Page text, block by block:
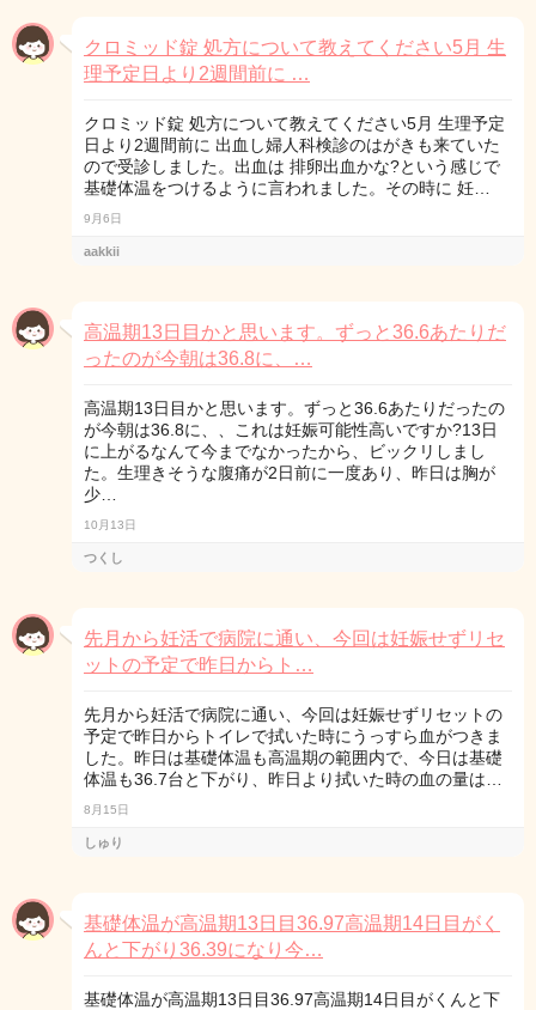
クロミッド錠 処方について教えてください5月 生
理予定日より2週間前に …
クロミッド錠 処方について教えてください5月 生理予定
日より2週間前に 出血し婦人科検診のはがきも来ていた
ので受診しました。出血は 排卵出血かな?という感じで
基礎体温をつけるように言われました。その時に 妊…
9月6日
aakkii
高温期13日目かと思います。ずっと36.6あたりだ
ったのが今朝は36.8に、…
高温期13日目かと思います。ずっと36.6あたりだったの
が今朝は36.8に、、これは妊娠可能性高いですか?13日
に上がるなんて今までなかったから、ビックリしまし
た。生理きそうな腹痛が2日前に一度あり、昨日は胸が
少…
10月13日
つくし
先月から妊活で病院に通い、今回は妊娠せずリセ
ットの予定で昨日からト…
先月から妊活で病院に通い、今回は妊娠せずリセットの
予定で昨日からトイレで拭いた時にうっすら血がつきま
した。昨日は基礎体温も高温期の範囲内で、今日は基礎
体温も36.7台と下がり、昨日より拭いた時の血の量は…
8月15日
しゅり
基礎体温が高温期13日目36.97高温期14日目がく
んと下がり36.39になり今…
基礎体温が高温期13日目36.97高温期14日目がくんと下